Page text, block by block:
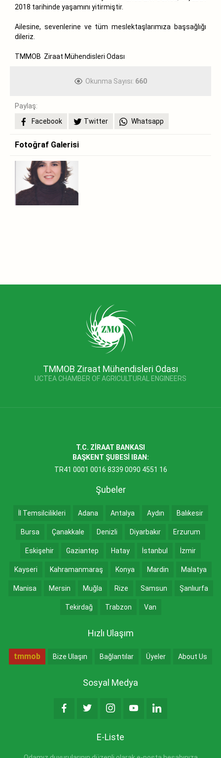
2018 tarihinde yaşamını yitirmiştir.
Ailesine, sevenlerine ve tüm meslektaşlarımıza başsağlığı
dileriz.
TMMOB Ziraat Mühendisleri Odası
Okunma Sayısı: 660
Paylaş:
Facebook
Twitter Whatsapp
Fotoğraf Galerisi
TMMOB Ziraat Mühendisleri Odası
UCTEA CHAMBER OF AGRICULTURAL ENGINEERS
T.C. ZİRAAT BANKASI
BAŞKENT ŞUBESİ IBAN:
TR41 0001 0016 8339 0090 4551 16
Şubeler
İl Temsilcilikleri Adana Antalya Aydın Balıkesir
Bursa Çanakkale Denizli Diyarbakır Erzurum
Eskişehir Gaziantep Hatay İstanbul İzmir
Kayseri Kahramanmaraş Konya Mardin Malatya
Manisa Mersin Muğla Rize Samsun Şanlıurfa
Tekirdağ Trabzon Van
Hızlı Ulaşım
tmmob Bize Ulaşın Bağlantılar Üyeler About Us
Sosyal Medya
E-Liste